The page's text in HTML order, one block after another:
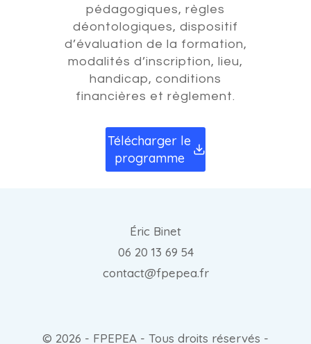
pédagogiques, règles
déontologiques, dispositif
d’évaluation de la formation,
modalités d’inscription, lieu,
handicap, conditions
financières et règlement.
Télécharger le
programme
Éric Binet
06 20 13 69 54
contact@fpepea.fr
© 2026 - FPEPEA - Tous droits réservés -